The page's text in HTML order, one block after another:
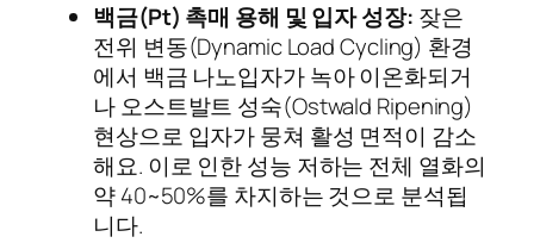
백금(Pt) 촉매 용해 및 입자 성장: 잦은
전위 변동(Dynamic Load Cycling) 환경
에서 백금 나노입자가 녹아 이온화되거
나 오스트발트 성숙(Ostwald Ripening)
현상으로 입자가 뭉쳐 활성 면적이 감소
해요. 이로 인한 성능 저하는 전체 열화의
약 40~50%를 차지하는 것으로 분석됩
니다.